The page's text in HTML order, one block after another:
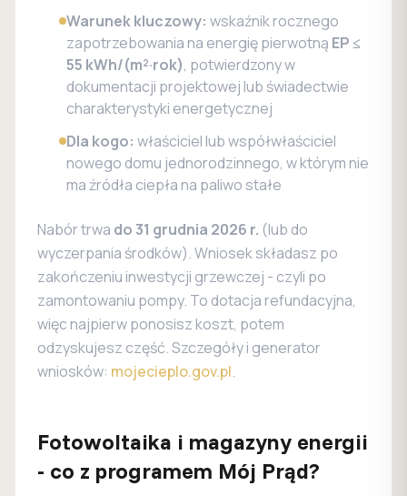
Warunek kluczowy: wskaźnik rocznego
zapotrzebowania na energię pierwotną EP ≤
55 kWh/(m²·rok), potwierdzony w
dokumentacji projektowej lub świadectwie
charakterystyki energetycznej
Dla kogo: właściciel lub współwłaściciel
nowego domu jednorodzinnego, w którym nie
ma źródła ciepła na paliwo stałe
Nabór trwa do 31 grudnia 2026 r. (lub do
wyczerpania środków). Wniosek składasz po
zakończeniu inwestycji grzewczej - czyli po
zamontowaniu pompy. To dotacja refundacyjna,
więc najpierw ponosisz koszt, potem
odzyskujesz część. Szczegóły i generator
wniosków: mojecieplo.gov.pl.
Fotowoltaika i magazyny energii
- co z programem Mój Prąd?